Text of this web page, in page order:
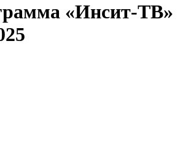
«Инсит-ТВ»